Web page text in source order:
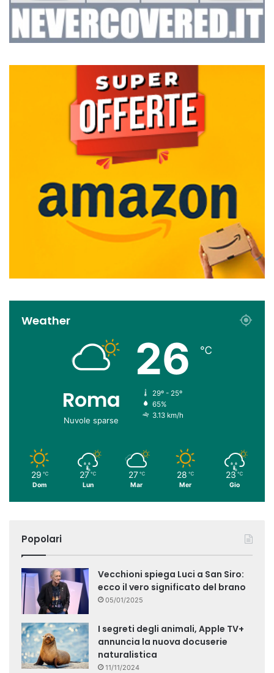
Weather
Roma
Nuvole sparse
26 ℃
29º - 25º
65%
3.13 km/h
29 ℃
Dom
27 ℃
Lun
27 ℃
Mar
28 ℃
Mer
23 ℃
Gio
Popolari
Vecchioni spiega Luci a San Siro:
ecco il vero significato del brano
05/01/2025
I segreti degli animali, Apple TV+
annuncia la nuova docuserie
naturalistica
11/11/2024